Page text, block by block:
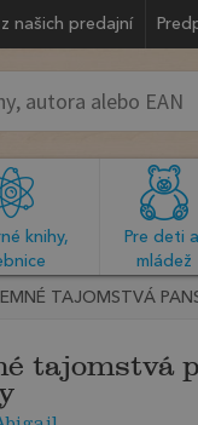
z našich predajní
knihy,
Pre deti a
mládež
TAJOMSTVÁ
tajomstvá